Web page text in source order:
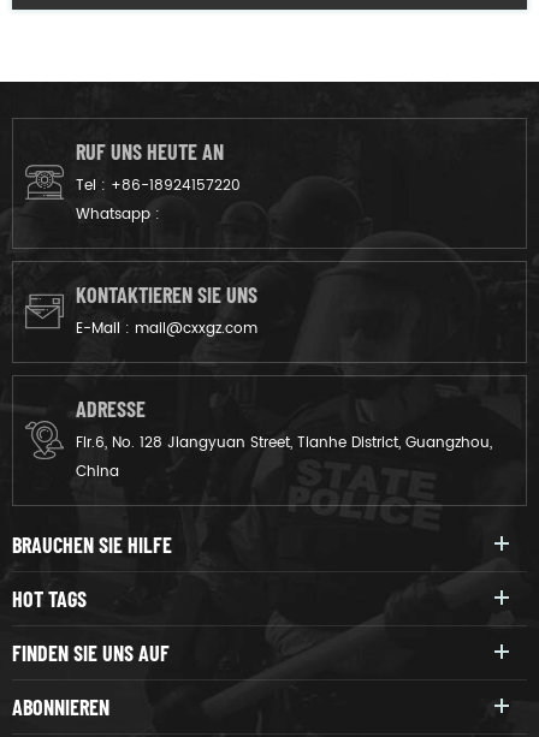
RUF UNS HEUTE AN
Tel : +86-18924157220
Whatsapp :
KONTAKTIEREN SIE UNS
E-Mail : mail@cxxgz.com
ADRESSE
Flr.6, No. 128 Jiangyuan Street, Tianhe District, Guangzhou,
China
BRAUCHEN SIE HILFE
HOT TAGS
FINDEN SIE UNS AUF
ABONNIEREN